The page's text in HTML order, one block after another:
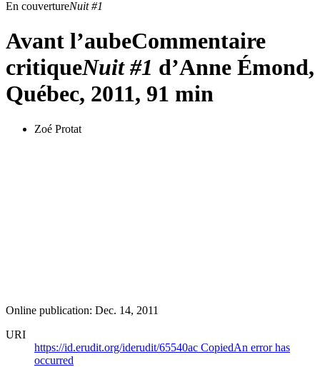
En couvertureNuit #1
Avant l’aubeCommentaire
critiqueNuit #1 d’Anne Émond,
Québec, 2011, 91 min
Zoé Protat
Online publication: Dec. 14, 2011
URI
https://id.erudit.org/iderudit/65540ac CopiedAn error has
occurred